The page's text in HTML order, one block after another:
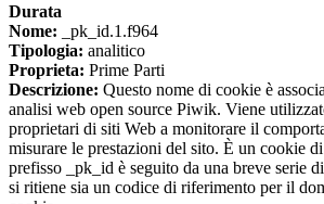
Durata
Nome: _pk_id.1.f964
Tipologia: analitico
Proprieta: Prime Parti
Descrizione: Questo nome di cookie è
analisi web open source Piwik. Viene
proprietari di siti Web a monitorare il
misurare le prestazioni del sito. È un cookie
prefisso _pk_id è seguito da una breve serie
si ritiene sia un codice di riferimento per il